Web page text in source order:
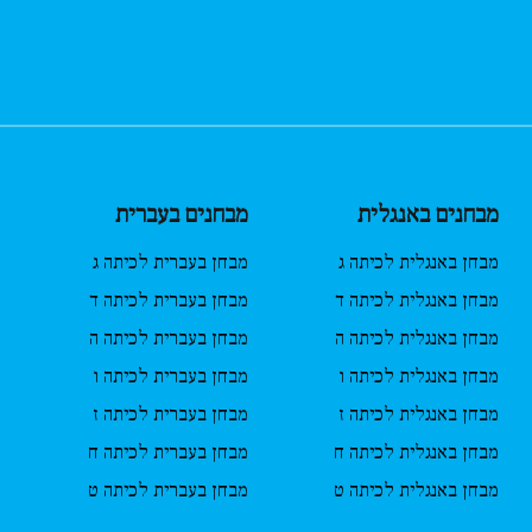
מבחנים באנגלית
מבחן באנגלית לכיתה ג
מבחן באנגלית לכיתה ד
מבחן באנגלית לכיתה ה
מבחן באנגלית לכיתה ו
מבחן באנגלית לכיתה ז
מבחן באנגלית לכיתה ח
מבחן באנגלית לכיתה ט
מבחנים בעברית
מבחן בעברית לכיתה ג
מבחן בעברית לכיתה ד
מבחן בעברית לכיתה ה
מבחן בעברית לכיתה ו
מבחן בעברית לכיתה ז
מבחן בעברית לכיתה ח
מבחן בעברית לכיתה ט